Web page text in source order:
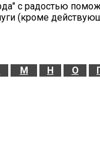
с радостью
(кроме
М Н О